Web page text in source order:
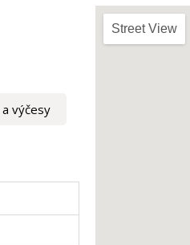
výčesy
Street View